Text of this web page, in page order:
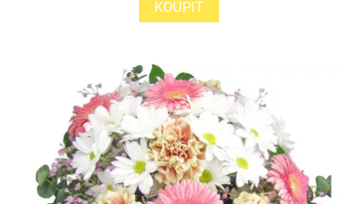
KOUPIT